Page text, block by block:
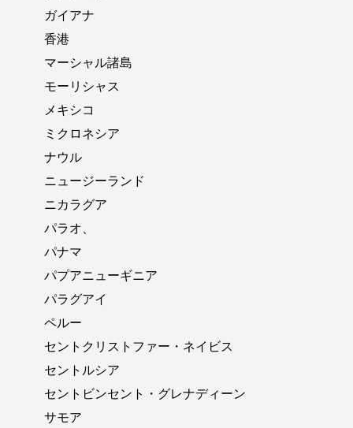
ガイアナ
香港
マーシャル諸島
モーリシャス
メキシコ
ミクロネシア
ナウル
ニュージーランド
ニカラグア
パラオ、
パナマ
パプアニューギニア
パラグアイ
ペルー
セントクリストファー・ネイビス
セントルシア
セントビンセント・グレナディーン
サモア